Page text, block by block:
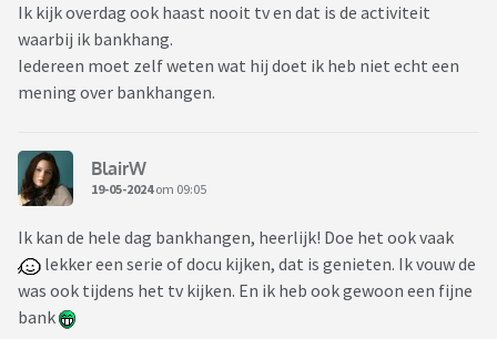
Ik kijk overdag ook haast nooit tv en dat is de activiteit
waarbij ik bankhang.
Iedereen moet zelf weten wat hij doet ik heb niet echt een
mening over bankhangen.
BlairW
19-05-2024om 09:05
Ik kan de hele dag bankhangen, heerlijk! Doe het ook vaak
lekker een serie of docu kijken, dat is genieten. Ik vouw de
was ook tijdens het tv kijken. En ik heb ook gewoon een fijne
bank